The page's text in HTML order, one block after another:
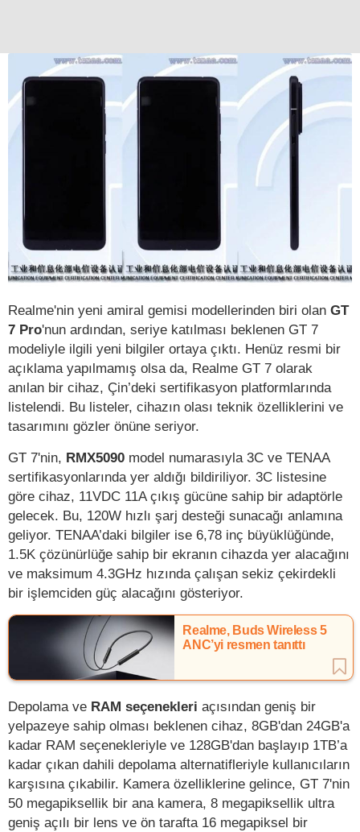
Realme'nin yeni amiral gemisi modellerinden biri olan GT
7 Pro'nun ardından, seriye katılması beklenen GT 7
modeliyle ilgili yeni bilgiler ortaya çıktı. Henüz resmi bir
açıklama yapılmamış olsa da, Realme GT 7 olarak
anılan bir cihaz, Çin’deki sertifikasyon platformlarında
listelendi. Bu listeler, cihazın olası teknik özelliklerini ve
tasarımını gözler önüne seriyor.
GT 7'nin, RMX5090 model numarasıyla 3C ve TENAA
sertifikasyonlarında yer aldığı bildiriliyor. 3C listesine
göre cihaz, 11VDC 11A çıkış gücüne sahip bir adaptörle
gelecek. Bu, 120W hızlı şarj desteği sunacağı anlamına
geliyor. TENAA’daki bilgiler ise 6,78 inç büyüklüğünde,
1.5K çözünürlüğe sahip bir ekranın cihazda yer alacağını
ve maksimum 4.3GHz hızında çalışan sekiz çekirdekli
bir işlemciden güç alacağını gösteriyor.
Realme, Buds Wireless 5
ANC’yi resmen tanıttı
Depolama ve RAM seçenekleri açısından geniş bir
yelpazeye sahip olması beklenen cihaz, 8GB'dan 24GB'a
kadar RAM seçenekleriyle ve 128GB'dan başlayıp 1TB’a
kadar çıkan dahili depolama alternatifleriyle kullanıcıların
karşısına çıkabilir. Kamera özelliklerine gelince, GT 7'nin
50 megapiksellik bir ana kamera, 8 megapiksellik ultra
geniş açılı bir lens ve ön tarafta 16 megapiksel bir